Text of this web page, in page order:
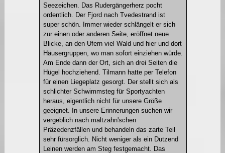
Seezeichen. Das Rudergängerherz pocht
ordentlich. Der Fjord nach Tvedestrand ist
super schön. Immer wieder schlängelt er sich
zur einen oder anderen Seite, eröffnet neue
Blicke, an den Ufern viel Wald und hier und dort
Häusergruppen, wo man sofort einziehen würde.
Am Ende dann der Ort, sich an drei Seiten die
Hügel hochziehend. Tilmann hatte per Telefon
für einen Liegeplatz gesorgt. Der stellt sich als
schlichter Schwimmsteg für Sportyachten
heraus, eigentlich nicht für unsere Größe
geeignet. In unsere Erinnerungen suchen wir
vergeblich nach maltzahn'schen
Präzedenzfällen und behandeln das zarte Teil
sehr fürsorglich. Nicht weniger als ein Dutzend
Leinen werden am Steg festgemacht. Das